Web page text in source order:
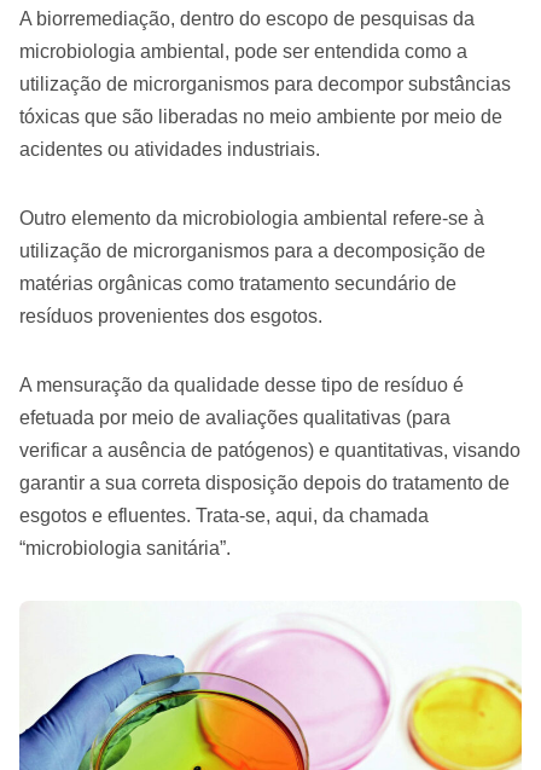
A biorremediação, dentro do escopo de pesquisas da
microbiologia ambiental, pode ser entendida como a
utilização de microrganismos para decompor substâncias
tóxicas que são liberadas no meio ambiente por meio de
acidentes ou atividades industriais.
Outro elemento da microbiologia ambiental refere-se à
utilização de microrganismos para a decomposição de
matérias orgânicas como tratamento secundário de
resíduos provenientes dos esgotos.
A mensuração da qualidade desse tipo de resíduo é
efetuada por meio de avaliações qualitativas (para
verificar a ausência de patógenos) e quantitativas, visando
garantir a sua correta disposição depois do tratamento de
esgotos e efluentes. Trata-se, aqui, da chamada
“microbiologia sanitária”.